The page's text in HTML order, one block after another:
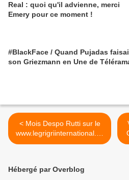
Real : quoi qu'il advienne, merci
Emery pour ce moment !
#BlackFace / Quand Pujadas
son Griezmann en Une de
< Mois Despo Rutti sur le
www.legrigriinternational.co
m - Les Reufs Meurent
Hébergé par Overblog